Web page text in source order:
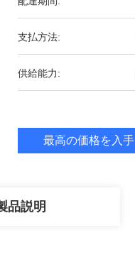
支払方法:
供給能力:
最高の価格を入手
品説明